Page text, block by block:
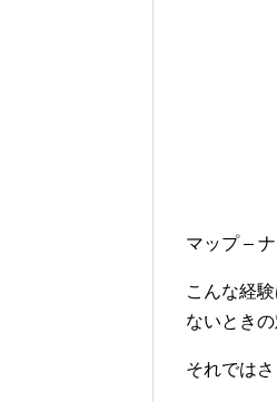
マップ –
こんな経
ないとき
それでは